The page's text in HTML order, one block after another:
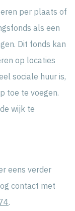
per plaats of
als een
Dit fonds kan
op locaties
sociale huur is,
toe te voegen.
wijk te
eens verder
contact met
.